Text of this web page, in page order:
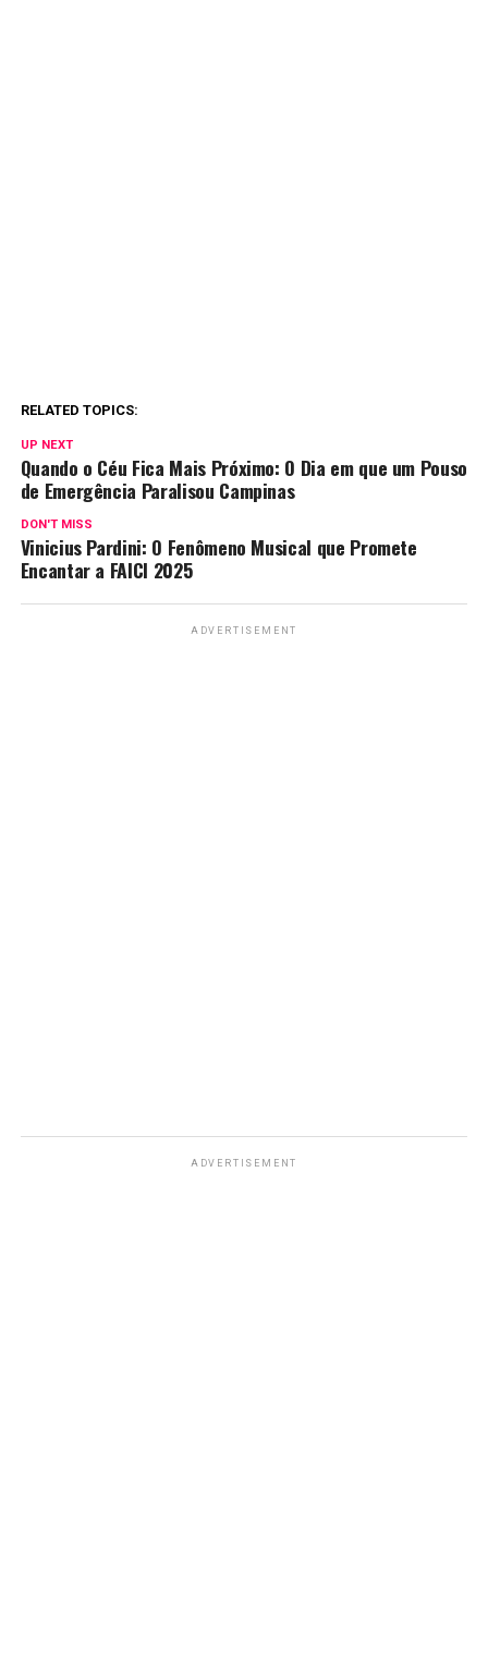
RELATED TOPICS:
UP NEXT
Quando o Céu Fica Mais Próximo: O Dia em que um Pouso
de Emergência Paralisou Campinas
DON'T MISS
Vinicius Pardini: O Fenômeno Musical que Promete
Encantar a FAICI 2025
ADVERTISEMENT
ADVERTISEMENT